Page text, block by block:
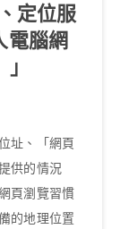
定位服
電腦網
址、「網頁
供的情況
頁瀏覽習慣
的地理位置